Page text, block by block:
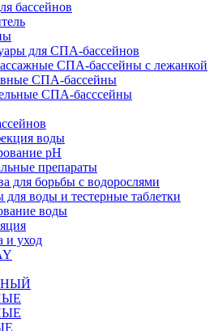
бассейнов
для СПА-бассейнов
СПА-бассейны с лежанкой
СПА-бассейны
СПА-басссейны
воды
pH
препараты
для борьбы с водорослями
для воды и тестерные таблетки
воды
и уход